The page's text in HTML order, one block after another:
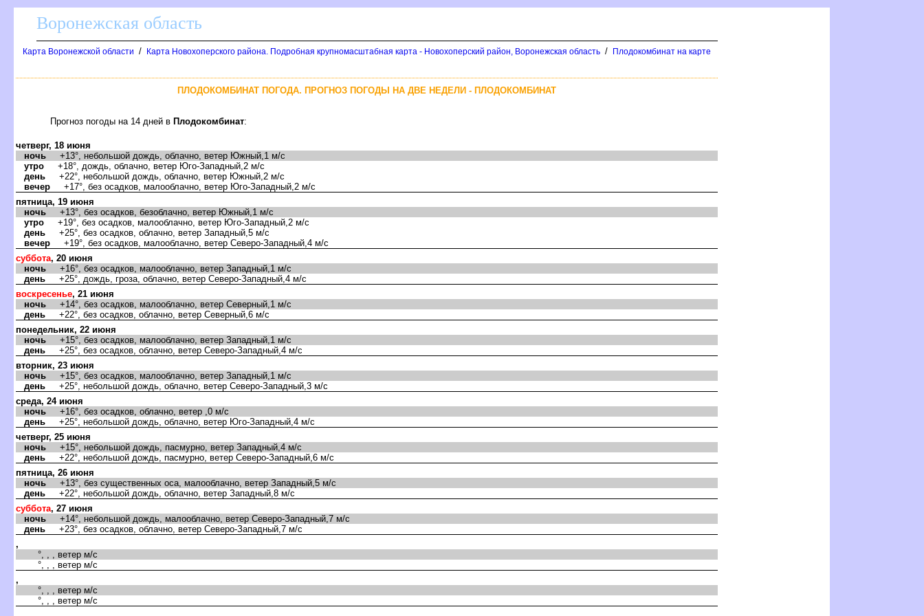
оронежская область
Карта Воронежской области / Карта Новохоперского района. Подробная крупномасштабная карта - Новохоперский район, Воронежская область / Плодокомбинат на карте
ПЛОДОКОМБИНАТ ПОГОДА. ПРОГНОЗ ПОГОДЫ НА ДВЕ НЕДЕЛИ - ПЛОДОКОМБИНАТ
Прогноз погоды на 14 дней Плодокомбинат:
четверг, 18 июня
ночь +13°, небольшой дождь, облачно, ветер Южный,1 м/с
утро +18°, дождь, облачно, ветер Юго-Западный,2 м/с
день +22°, небольшой дождь, облачно, ветер Южный,2 м/с
ечер +17°, без осадков, малооблачно, ветер Юго-Западный,2 м/с
пятница, 19 июня
ночь +13°, без осадков, безоблачно, ветер Южный,1 м/с
утро +19°, без осадков, малооблачно, ветер Юго-Западный,2 м/с
день +25°, без осадков, облачно, ветер Западный,5 м/с
ечер +19°, без осадков, малооблачно, ветер Северо-Западный,4 м/с
суббота, 20 июня
ночь +16°, без осадков, малооблачно, ветер Западный,1 м/с
день +25°, дождь, гроза, облачно, ветер Северо-Западный,4 м/с
оскресенье, 21 июня
ночь +14°, без осадков, малооблачно, ветер Северный,1 м/с
день +22°, без осадков, облачно, ветер Северный,6 м/с
понедельник, 22 июня
ночь +15°, без осадков, малооблачно, ветер Западный,1 м/с
день +25°, без осадков, облачно, ветер Северо-Западный,4 м/с
торник, 23 июня
ночь +15°, без осадков, малооблачно, ветер Западный,1 м/с
день +25°, небольшой дождь, облачно, ветер Северо-Западный,3 м/с
среда, 24 июня
ночь +16°, без осадков, облачно, ветер ,0 м/с
день +25°, небольшой дождь, облачно, ветер Юго-Западный,4 м/с
четверг, 25 июня
ночь +15°, небольшой дождь, пасмурно, ветер Западный,4 м/с
день +22°, небольшой дождь, пасмурно, ветер Северо-Западный,6 м/с
пятница, 26 июня
ночь +13°, без существенных оса, малооблачно, ветер Западный,5 м/с
день +22°, небольшой дождь, облачно, ветер Западный,8 м/с
суббота, 27 июня
ночь +14°, небольшой дождь, малооблачно, ветер Северо-Западный,7 м/с
день +23°, без осадков, облачно, ветер Северо-Западный,7 м/с
,
°, , , ветер м/с
°, , , ветер м/с
,
°, , , ветер м/с
°, , , ветер м/с